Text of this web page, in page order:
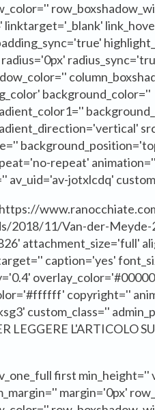
linktarget='_blank'
background_color=''
repeat'
av_uid='av-jotxlcdq'
2018/11/Van-der-Meyde-
attachment_size='full'
caption='yes'
copyright=''
custom_class=''
LEGGERE L'ARTICOLO
first
margin='0px'